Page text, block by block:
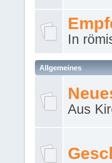
In
Allgemeines
Aus